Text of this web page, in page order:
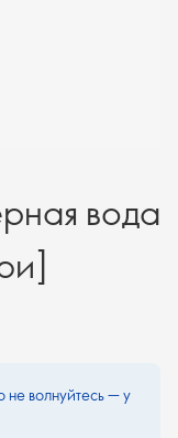
вода
не волнуйтесь — у